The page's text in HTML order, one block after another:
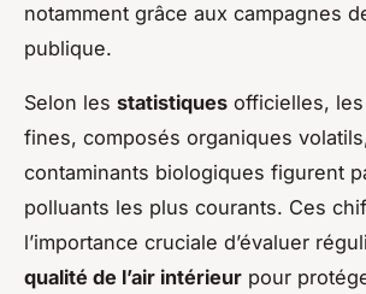
notamment grâce aux campagnes
publique.
Selon les statistiques officielles,
fines, composés organiques
contaminants biologiques figurent
polluants les plus courants. Ces
l’importance cruciale d’évaluer
qualité de l’air intérieur pour